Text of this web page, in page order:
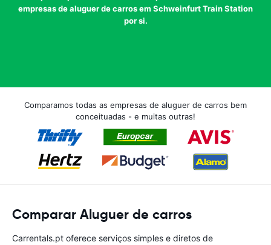
empresas de aluguer de carros em Schweinfurt Train Station
por si.
Comparamos todas as empresas de aluguer de carros bem
conceituadas - e muitas outras!
Comparar Aluguer de carros
Carrentals.pt oferece serviços simples e diretos de